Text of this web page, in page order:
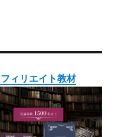
ィリエイト教材